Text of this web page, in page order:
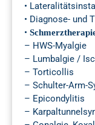
•
• Diagnose- und
•
– HWS-Myalgie
– Lumbalgie /
– Torticollis
– Schulter-Arm-
– Epicondylitis
–